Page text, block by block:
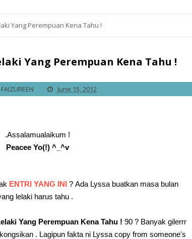
Yang Perempuan Kena Tahu !
Yang Perempuan Kena Tahu !
June 15, 2012
.Assalamualaikum !
Peacee Yo(!) ^_^v
ENTRI YANG INI ? Ada Lyssa buatkan masa bulan
lelaki harus tahu .
Yang Perempuan Kena Tahu ! 90 ? Banyak gilerrr
. Lagipun fakta ni Lyssa copy from someone's